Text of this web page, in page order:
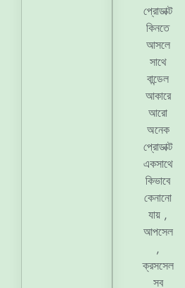
প্রোডাক্ট
কিনতে
আসলে
সাথে
বান্ডেল
আকারে
আরো
অনেক
প্রোডাক্ট
একসাথে
কিভাবে
কেনানো
যায় ,
আপসেল
,
ক্রসসেল
সব